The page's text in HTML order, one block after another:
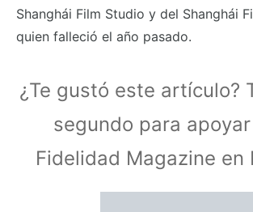
Shanghái Film Studio y del Shanghái
quien falleció el año pasado.
¿Te gustó este artículo?
segundo para
Fidelidad Magazine en